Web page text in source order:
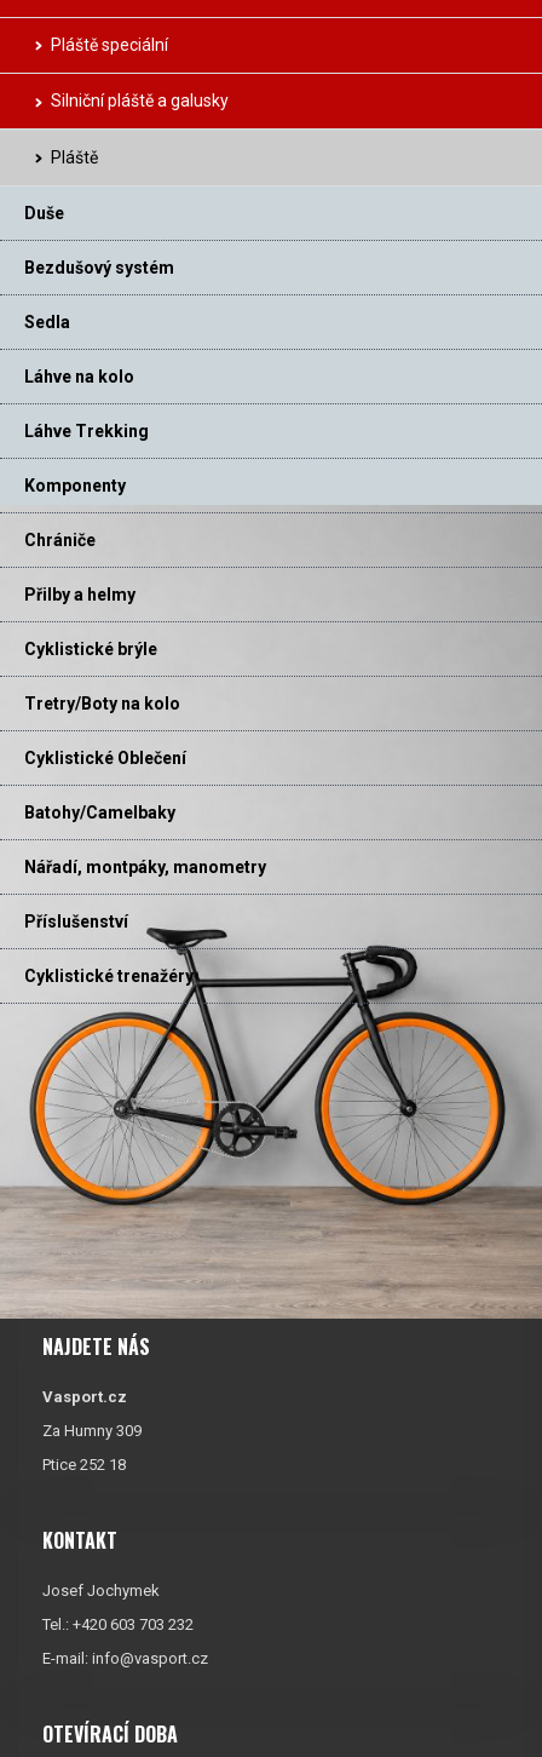
Pláště speciální
Silniční pláště a galusky
Pláště
Duše
Bezdušový systém
Sedla
Láhve na kolo
Láhve Trekking
Komponenty
Chrániče
Přilby a helmy
Cyklistické brýle
Tretry/Boty na kolo
Cyklistické Oblečení
Batohy/Camelbaky
Nářadí, montpáky, manometry
Příslušenství
Cyklistické trenažéry
NAJDETE NÁS
Vasport.cz
Za Humny 309
Ptice 252 18
KONTAKT
Josef Jochymek
Tel.: +420 603 703 232
E-mail: info@vasport.cz
OTEVÍRACÍ DOBA